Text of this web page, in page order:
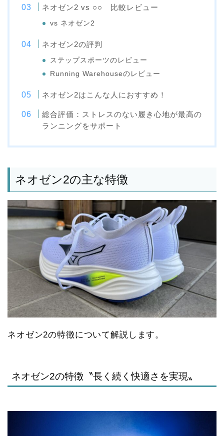
ネオゼン2 vs ○○ 比較レビュー
vs ネオゼン2
ネオゼン2の評判
ステップスポーツのレビュー
Running Warehouseのレビュー
ネオゼン2はこんな人におすすめ！
総合評価：ストレスのない履き心地が最高の
ランニングをサポート
ネオゼン2の主な特徴
ネオゼン2の特徴について解説します。
ネオゼン2の特徴〝長く続く快適さを実現〟